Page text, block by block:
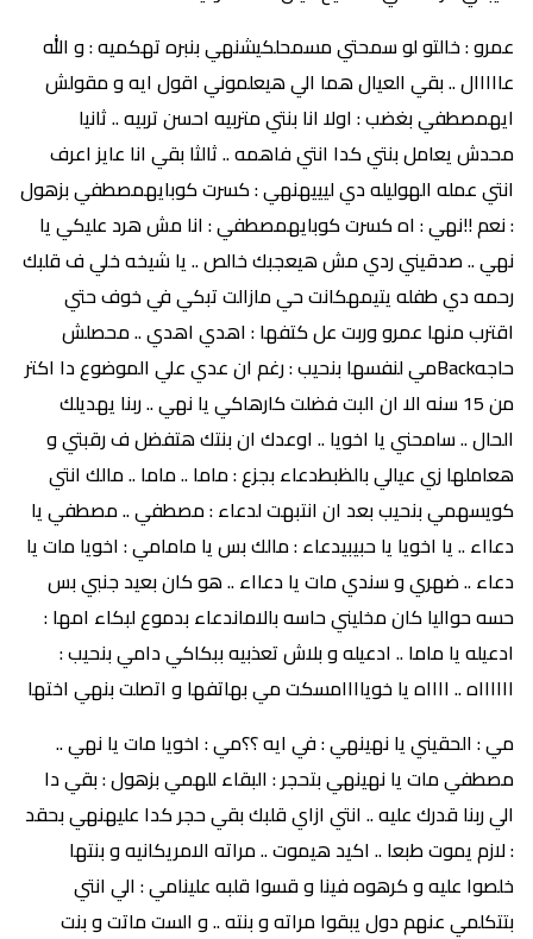
عمرو : خالتو لو سمحتي مسمحلكيشنهي بنبره تهكميه : و الله
عااااال .. بقي العيال هما الي هيعلموني اقول ايه و مقولش
ايهمصطفي بغضب : اولا انا بنتي متربيه احسن تربيه .. ثانيا
محدش يعامل بنتي كدا انتي فاهمه .. ثالثا بقي انا عايز اعرف
انتي عمله الهوليله دي ليييهنهي : كسرت كوبايهمصطفي بزهول
: نعم !!نهي : اه كسرت كوبايهمصطفي : انا مش هرد عليكي يا
نهي .. صدقيني ردي مش هيعجبك خالص .. يا شيخه خلي ف قلبك
رحمه دي طفله يتيمهكانت حي مازالت تبكي في خوف حتي
اقترب منها عمرو وربت عل كتفها : اهدي اهدي .. محصلش
حاجهBackمي لنفسها بنحيب : رغم ان عدي علي الموضوع دا اكتر
من 15 سنه الا ان البت فضلت كارهاكي يا نهي .. ربنا يهديلك
الحال .. سامحني يا اخويا .. اوعدك ان بنتك هتفضل ف رقبتي و
هعاملها زي عيالي بالظبطدعاء بجزع : ماما .. ماما .. مالك انتي
كويسهمي بنحيب بعد ان انتبهت لدعاء : مصطفي .. مصطفي يا
دعااء .. يا اخويا يا حبيبيدعاء : مالك بس يا مامامي : اخويا مات يا
دعاء .. ضهري و سندي مات يا دعااء .. هو كان بعيد جنبي بس
حسه حواليا كان مخليني حاسه بالاماندعاء بدموع لبكاء امها :
ادعيله يا ماما .. ادعيله و بلاش تعذبيه ببكاكي دامي بنحيب :
ااااااه .. ااااه يا خوياااامسكت مي بهاتفها و اتصلت بنهي اختها
مي : الحقيني يا نهينهي : في ايه ؟؟مي : اخويا مات يا نهي ..
مصطفي مات يا نهينهي بتحجر : البقاء للهمي بزهول : بقي دا
الي ربنا قدرك عليه .. انتي ازاي قلبك بقي حجر كدا عليهنهي بحقد
: لازم يموت طبعا .. اكيد هيموت .. مراته الامريكانيه و بنتها
خلصوا عليه و كرهوه فينا و قسوا قلبه علينامي : الي انتي
بتتكلمي عنهم دول يبقوا مراته و بنته .. و الست ماتت و بنت